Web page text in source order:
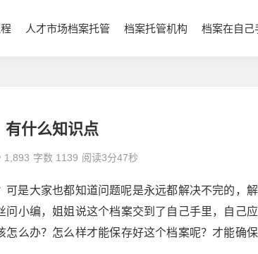
人才市场档案托管 档案托管机构 档案在自己
有什么知识点
1,893 字数 1139 阅读3分47秒
是大家也都知道问题呢是永远都解决不完的，
小编，姐姐说这个档案交到了自己手里，自己
么办？怎么样才能保存好这个档案呢？才能确